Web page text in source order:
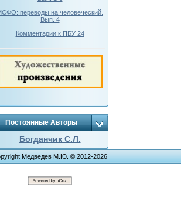
переводы на человеческий.
Вып. 4
Комментарии к ПБУ 24
Постоянные Авторы
Богданчик С.Л.
Медведев М.Ю. © 2012-2026